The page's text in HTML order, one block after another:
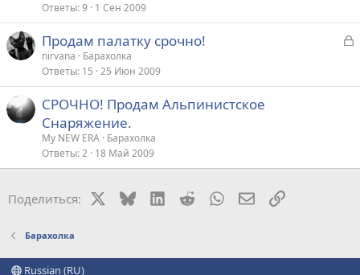
Ответы 9 1 Сен 2009
З
р
Продам палатку срочно!
nirvana
Барахолка
Ответы 15 25 Июн 2009
СРОЧНО! Продам Альпинистское
Снаряжение.
My NEW ERA Барахолка
Ответы 2 18 Май 2009
Поделиться: BlueskyLinkedIn
RedditWhatsAppЭлектронная
Ссылка
Барахолка
Russian (RU)